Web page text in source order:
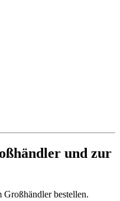
und zur
bestellen.